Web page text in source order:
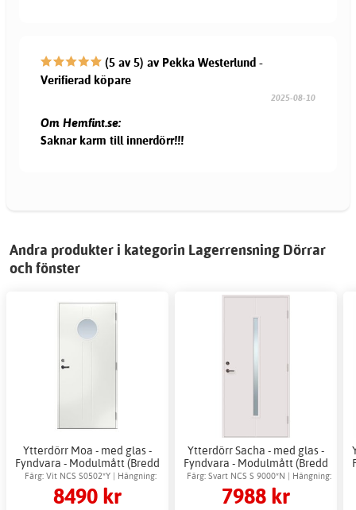
(5 av 5) av Pekka Westerlund -
Verifierad köpare
2025-08-10
Om Hemfint.se:
Saknar karm till innerdörr!!!
Andra produkter i kategorin Lagerrensning Dörrar
och fönster
Ytterdörr Moa - med glas -
Fyndvara - Modulmått (Bredd
| Höjd dm): 8x21
Färg: Vit NCS S0502*Y | Hängning:
Högerhängd
8490 kr
Ytterdörr Sacha - med glas -
Fyndvara - Modulmått (Bredd
| Höjd dm): 10x21
Färg: Svart NCS S 9000*N | Hängning:
Vänsterhängd
7988 kr